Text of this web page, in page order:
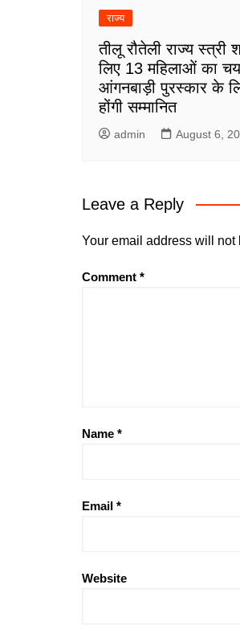
राज्य
तीलू रौतेली राज्य स्त्री
लिए 13 महिलाओं का
आंगनबाड़ी पुरस्कार के
होंगी सम्मानित
admin August 6,
Leave a Reply
Your email address will not
Comment *
Name *
Email *
Website